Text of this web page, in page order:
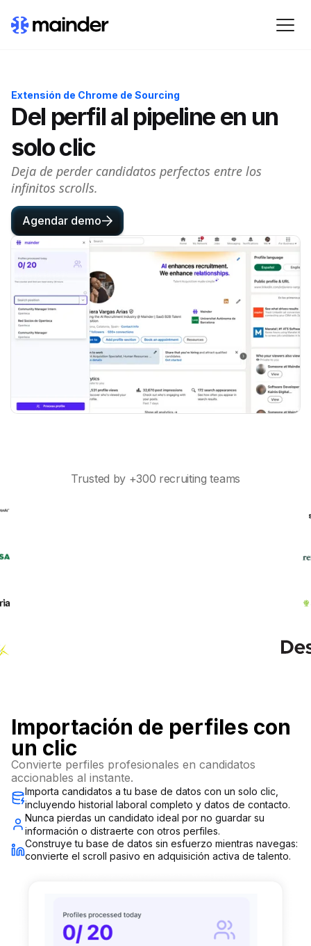
Extensión de Chrome de Sourcing
Del perfil al pipeline en un
solo clic
Deja de perder candidatos perfectos entre los
infinitos scrolls.
Agendar demo
Trusted by +300 recruiting teams
Importación de perfiles con
un clic
Convierte perfiles profesionales en candidatos
accionables al instante.
Importa candidatos a tu base de datos con un solo clic,
incluyendo historial laboral completo y datos de contacto.
Nunca pierdas un candidato ideal por no guardar su
información o distraerte con otros perfiles.
Construye tu base de datos sin esfuerzo mientras navegas:
convierte el scroll pasivo en adquisición activa de talento.